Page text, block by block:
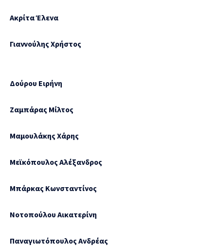
Ακρίτα Έλενα
Γιαννούλης Χρήστος
Δούρου Ειρήνη
Ζαμπάρας Μίλτος
Μαμουλάκης Χάρης
Μεϊκόπουλος Αλέξανδρος
Μπάρκας Κωνσταντίνος
Νοτοπούλου Αικατερίνη
Παναγιωτόπουλος Ανδρέας